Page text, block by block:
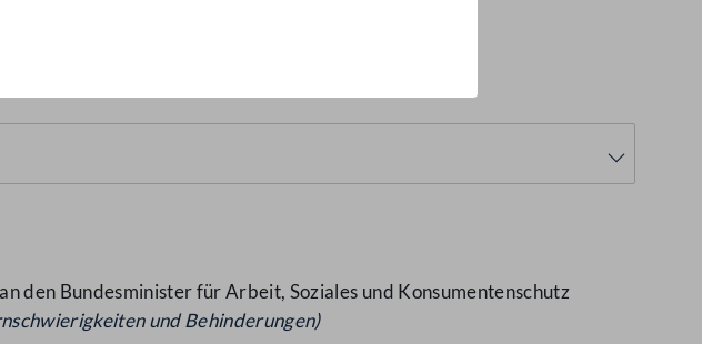
den Bundesminister für Arbeit, Soziales und Konsumentenschutz
und Behinderungen)